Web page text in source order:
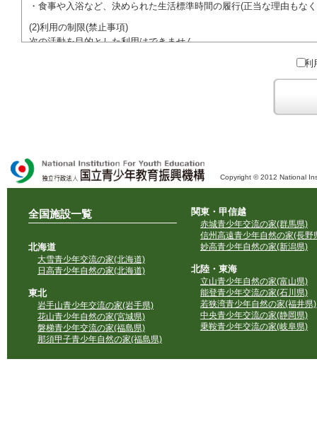
・食事や入浴など、決められた生活標準時間の履行(正当な理由も
(2)利用の制限(禁止事項)
次の活動を目的とした利用はできません。
●特定の政党を支持、またはこれに反対するための政治教育その他の
●特定の宗教を支持、またはこれに反対するための宗教教育その他
域での勧誘活動を行ったり、自らの団体の活動をアピールする活動等)
利
Copyright © 2012 National
全国施設一覧
北海道
大雪青少年交流の家(北海道)
日高青少年自然の家(北海道)
東北
岩手山青少年交流の家(岩手県)
花山青少年自然の家(宮城県)
磐梯青少年交流の家(福島県)
那須甲子青少年自然の家(福島県)
関東・甲信越
赤城青少年交流の家(群馬県)
信州高遠青少年自然の家(長野
妙高青少年自然の家(新潟県)
北陸・東海
立山青少年自然の家(富山県)
能登青少年交流の家(石川県)
若狭湾青少年自然の家(福井県)
中央青少年交流の家(静岡県)
乗鞍青少年交流の家(岐阜県)